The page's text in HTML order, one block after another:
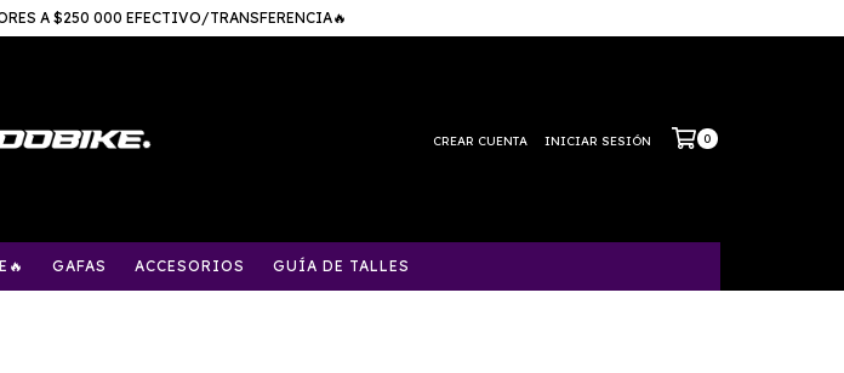
A $250 000 EFECTIVO/TRANSFERENCIA🔥
CREAR CUENTA INICIAR SESIÓN 0
GAFAS ACCESORIOS GUÍA DE TALLES